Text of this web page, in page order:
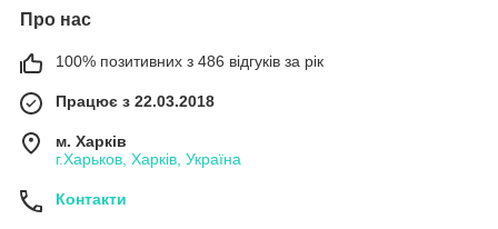
Про нас
100% позитивних з 486 відгуків за рік
Працює з 22.03.2018
м. Харків
г.Харьков, Харків, Україна
Контакти